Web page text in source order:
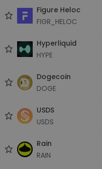
Figure Heloc
FIGR_HELOC
Hyperliquid
HYPE
Dogecoin
DOGE
USDS
USDS
Rain
RAIN